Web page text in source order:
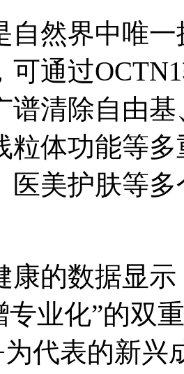
自然界中唯
可通过
谱清除自由
粒体功能等
医美护肤等
康的数据显
专业化”的双
代表的新兴